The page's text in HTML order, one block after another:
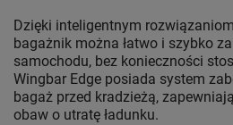
Dzięki inteligentnym
bagażnik można łatwo i szybko
samochodu, bez konieczności
Wingbar Edge posiada system
bagaż przed kradzieżą,
obaw o utratę ładunku.